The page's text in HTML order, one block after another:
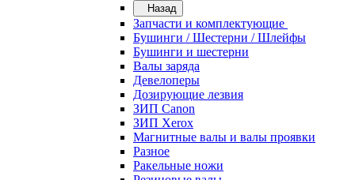
Назад
Запчасти и комплектующие
Бушинги / Шестерни / Шлейфы
Бушинги и шестерни
Валы заряда
Девелоперы
Дозирующие лезвия
ЗИП Canon
ЗИП Xerox
Магнитные валы и валы проявки
Разное
Ракельные ножи